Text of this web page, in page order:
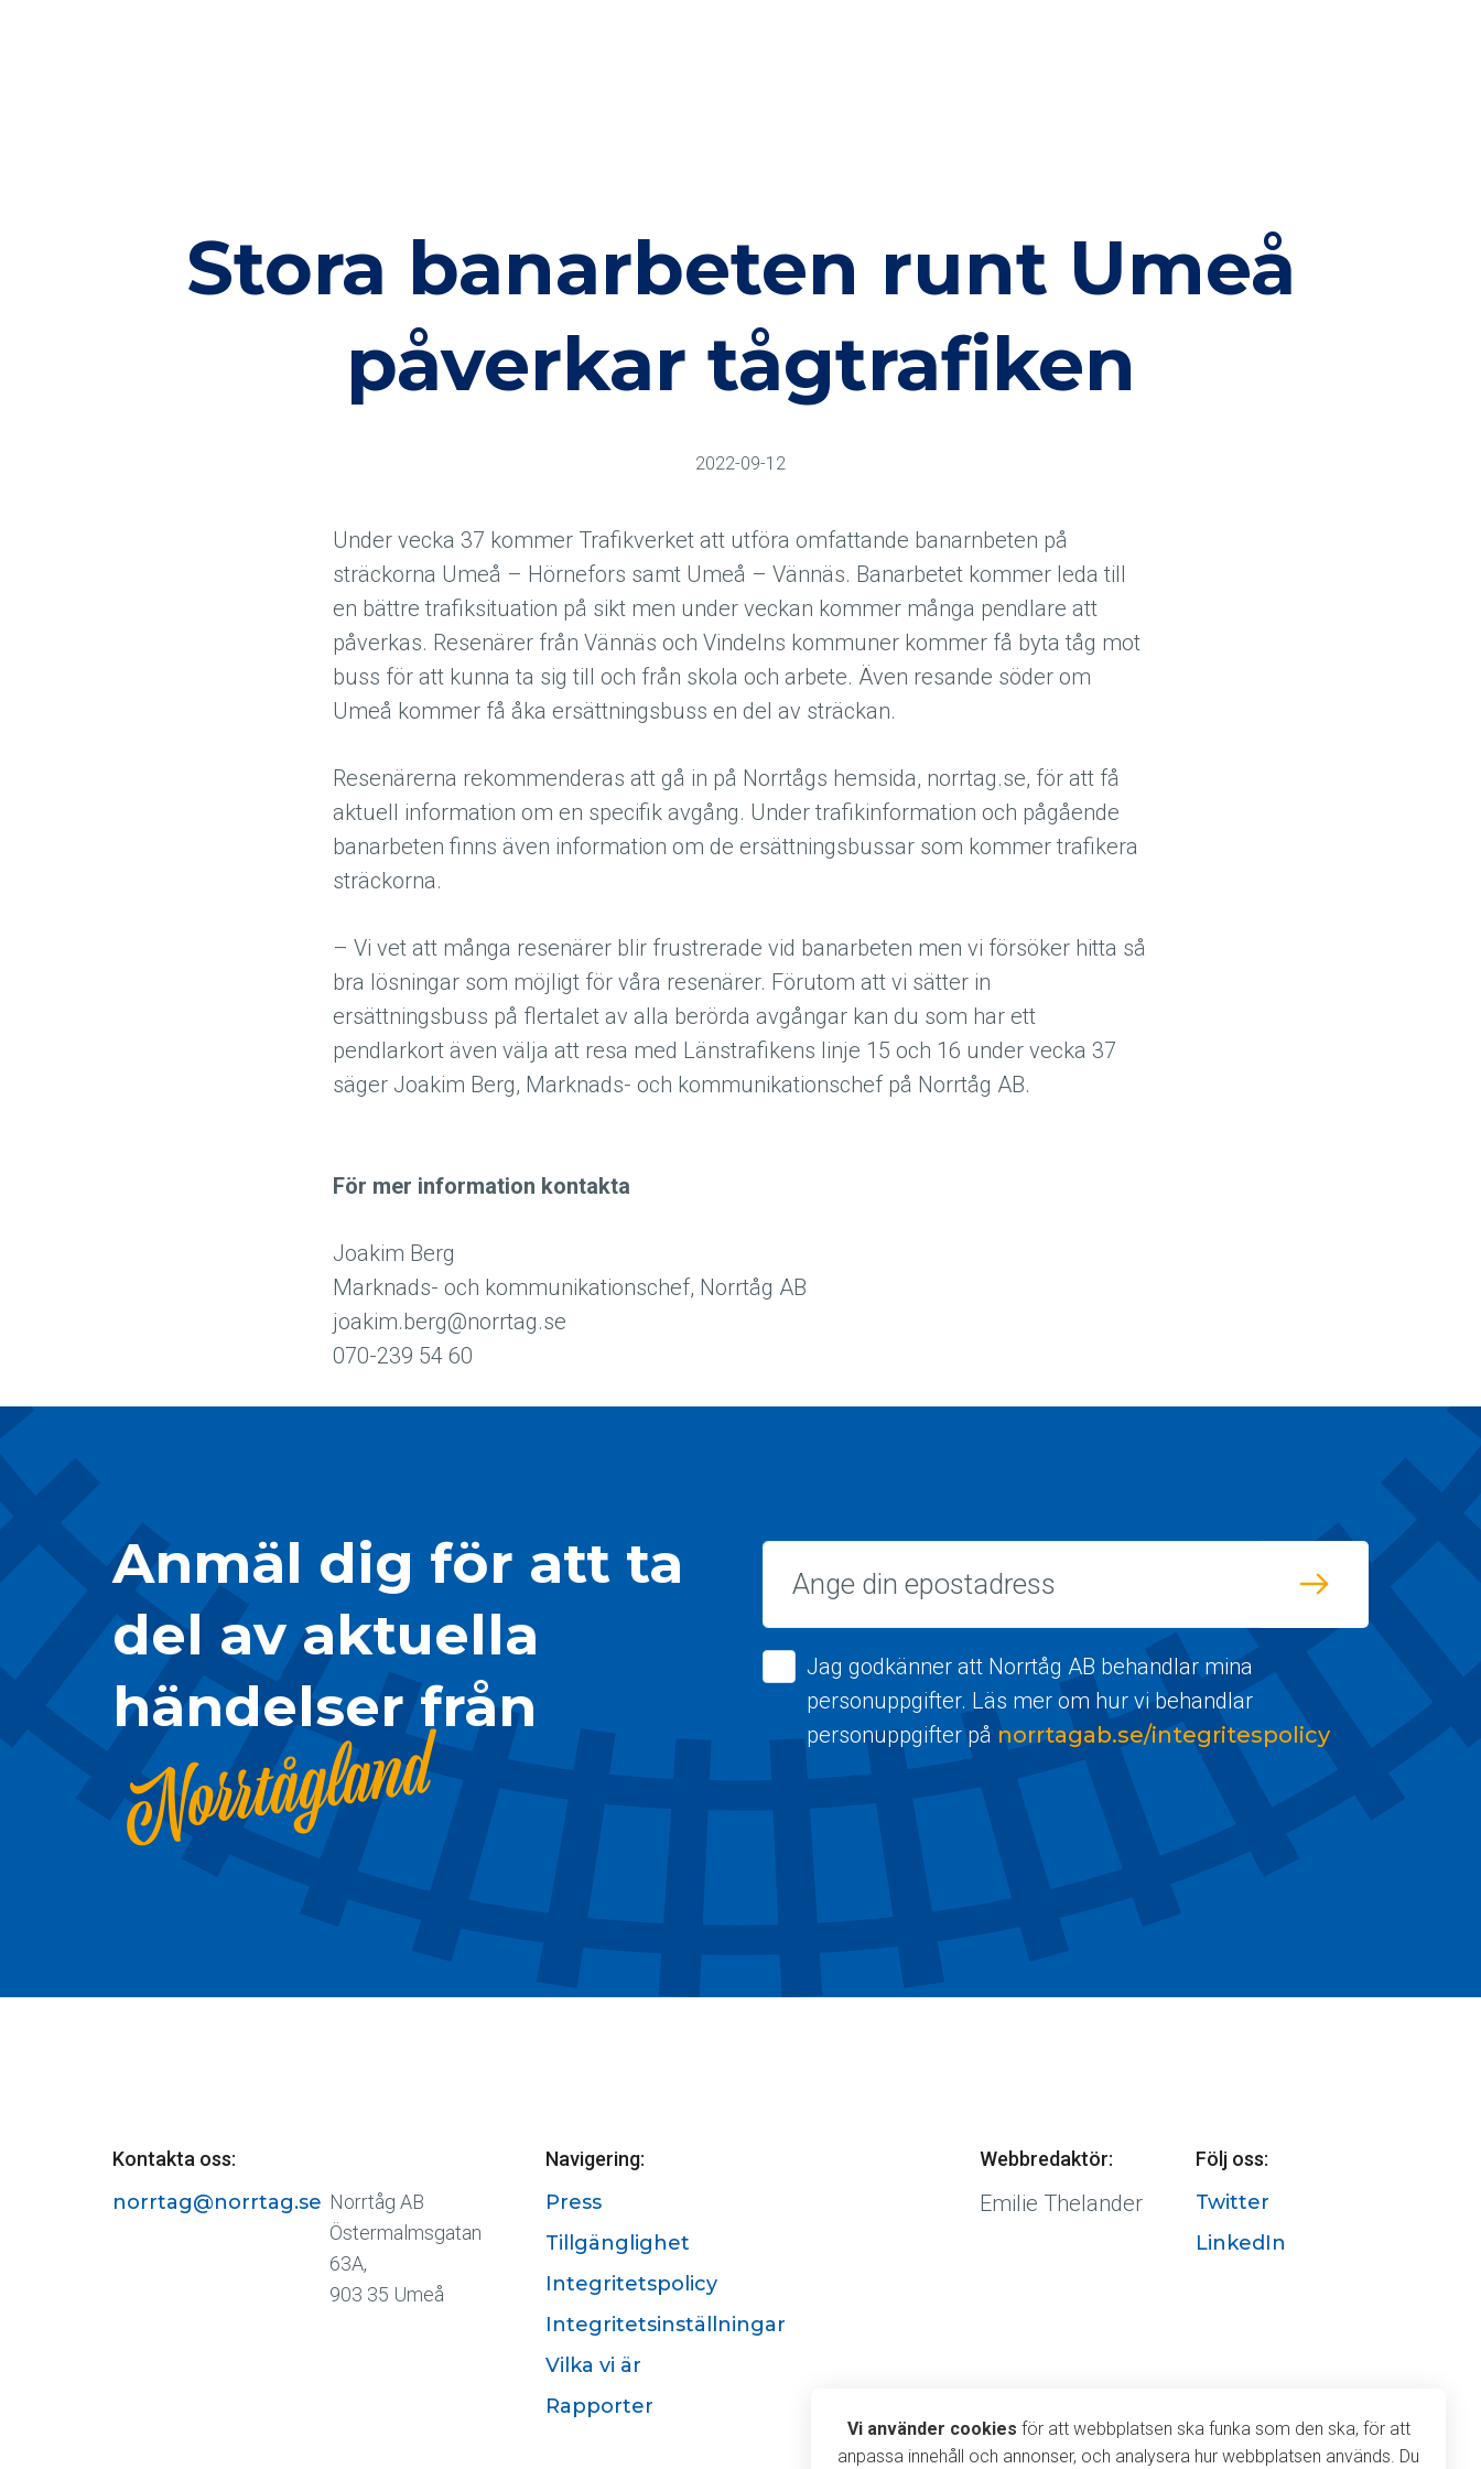
Stora banarbeten runt Umeå
påverkar tågtrafiken
2022-09-12
Under vecka 37 kommer Trafikverket att utföra omfattande banarnbeten på
sträckorna Umeå – Hörnefors samt Umeå – Vännäs. Banarbetet kommer leda till
en bättre trafiksituation på sikt men under veckan kommer många pendlare att
påverkas. Resenärer från Vännäs och Vindelns kommuner kommer få byta tåg mot
buss för att kunna ta sig till och från skola och arbete. Även resande söder om
Umeå kommer få åka ersättningsbuss en del av sträckan.
Resenärerna rekommenderas att gå in på Norrtågs hemsida, norrtag.se, för att få
aktuell information om en specifik avgång. Under trafikinformation och pågående
banarbeten finns även information om de ersättningsbussar som kommer trafikera
sträckorna.
– Vi vet att många resenärer blir frustrerade vid banarbeten men vi försöker hitta så
bra lösningar som möjligt för våra resenärer. Förutom att vi sätter in
ersättningsbuss på flertalet av alla berörda avgångar kan du som har ett
pendlarkort även välja att resa med Länstrafikens linje 15 och 16 under vecka 37
säger Joakim Berg, Marknads- och kommunikationschef på Norrtåg AB.
För mer information kontakta
Joakim Berg
Marknads- och kommunikationschef, Norrtåg AB
joakim.berg@norrtag.se
070-239 54 60
Anmäl dig för att ta
del av aktuella
händelser från
Norrtågland
Jag godkänner att Norrtåg AB behandlar mina
personuppgifter. Läs mer om hur vi behandlar
personuppgifter på norrtagab.se/integritespolicy
Kontakta oss:
norrtag@norrtag.se Norrtåg AB
Östermalmsgatan
63A,
903 35 Umeå
Navigering:
Press
Tillgänglighet
Integritetspolicy
Integritetsinställningar
Vilka vi är
Rapporter
Webbredaktör:
Emilie Thelander
Följ oss:
Twitter
LinkedIn
Vi använder cookies
Vi använder cookies för att webbplatsen ska funka som den ska, för att
anpassa innehåll och annonser, och analysera hur webbplatsen används. Du